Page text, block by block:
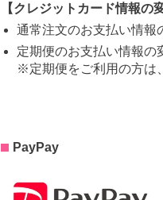
【クレジットカード情報の
通常注文のお支払い情報
定期便のお支払い情報の
※定期便をご利用の方は
PayPay